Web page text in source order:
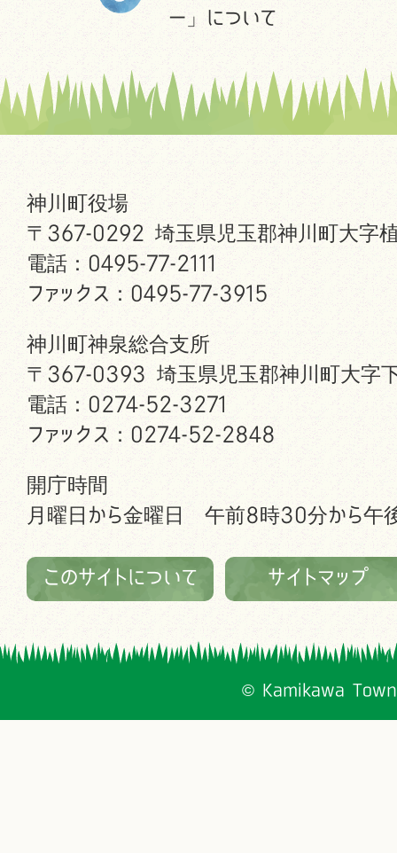
ー」について
神川町役場
〒367-0292 埼玉県児玉郡神川町大字
電話：0495-77-2111
ファックス：0495-77-3915
神川町神泉総合支所
〒367-0393 埼玉県児玉郡神川町大字
電話：0274-52-3271
ファックス：0274-52-2848
開庁時間
月曜日から金曜日 午前8時30分から午
このサイトについて サイトマップ
© Kamikawa Town